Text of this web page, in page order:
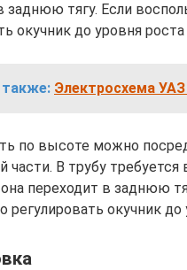
заднюю тягу. Если
окучник до уровня
Электросхема
по высоте можно
части. В трубу
переходит в заднюю
регулировать окучник до